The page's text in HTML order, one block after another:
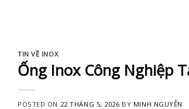
TIN VỀ INOX
Ống Inox Công Nghiệp
POSTED ON 22 THÁNG 5, 2026 BY MINH NGUYỄN